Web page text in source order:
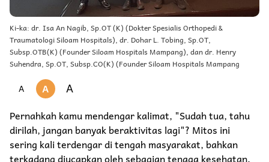
Ki-ka: dr. Isa An Nagib, Sp.OT (K) (Dokter Spesialis Orthopedi &
Traumatologi Siloam Hospitals), dr. Dohar L. Tobing, Sp.OT,
Subsp.OTB(K) (Founder Siloam Hospitals Mampang), dan dr. Henry
Suhendra, Sp.OT, Subsp.CO(K) (Founder Siloam Hospitals Mampang
A A A
Pernahkah kamu mendengar kalimat, "Sudah tua, tahu
dirilah, jangan banyak beraktivitas lagi"? Mitos ini
sering kali terdengar di tengah masyarakat, bahkan
terkadang diucapkan oleh sebagian tenaga kesehatan.